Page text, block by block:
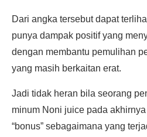
Dari angka tersebut dapat
punya dampak positif yang
dengan membantu pemulihan
yang masih berkaitan erat.
Jadi tidak heran bila seorang
minum Noni juice pada
“bonus” sebagaimana yang